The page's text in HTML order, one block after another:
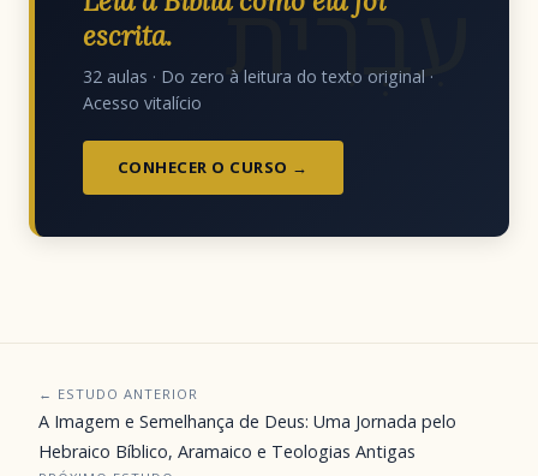
עִבְרִית
escrita.
32 aulas · Do zero à leitura do texto original ·
Acesso vitalício
CONHECER O CURSO →
← ESTUDO ANTERIOR
A Imagem e Semelhança de Deus: Uma Jornada pelo
Hebraico Bíblico, Aramaico e Teologias Antigas